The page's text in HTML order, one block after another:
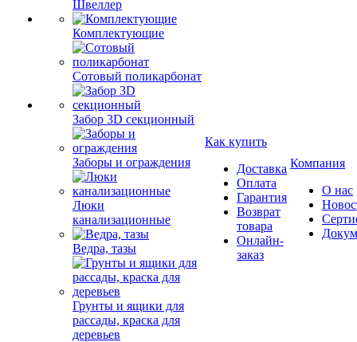
Швеллер
Комплектующие
Сотовый поликарбонат
Забор 3D секционный
Заборы и ограждения
Люки
канализационные
Ведра, тазы
Грунты и ящики для
рассады, краска для
деревьев
Как купить
Доставка
Оплата
Гарантия
Возврат
товара
Онлайн-
заказ
Компания
О нас